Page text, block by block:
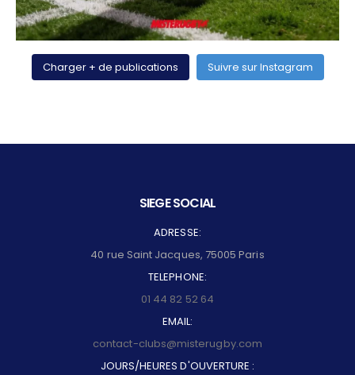
Charger + de publications Suivre sur Instagram
SIEGE SOCIAL
ADRESSE:
40 rue Saint Jacques, 75005 Paris
TELEPHONE:
01 44 82 52 64
EMAIL:
contact-clubs@misterugby.com
JOURS/HEURES D'OUVERTURE :